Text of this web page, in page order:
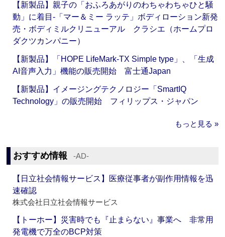
【新製品】親子の「おふろあがりのわちゃわちゃひと騒
動」に着目‐「マー＆ミー ラッテ」ボディローション新発
売・ボディミルクリニューアル クラシエ（ホームプロ
ダクツカンパニー）
【新製品】「HOPE LifeMark-TX Simple type」、「生成
AI音声入力」機能の販売開始 富士通Japan
【新製品】イメージングテクノロジー「SmartIQ
Technology」の販売開始 フィリップス・ジャパン
もっと見る »
おすすめ情報 ‐AD‐
【日立社会情報サービス】医療従事者が副作用情報を迅
速確認
株式会社日立社会情報サービス
【トーホー】災害時でも『止まらない』事業へ 非常用
発電機で万全のBCP対策